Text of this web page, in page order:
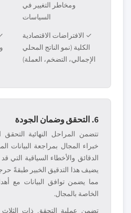
ومخاطر التغيير في
السياسات
✓ الافتراضات الاقتصادية
الكلية (نمو الناتج المحلي
الإجمالي، التضخم، العملة)
6. التحقق وضمان الجودة
تتضمن المراحل النهائية
خبراء المجال بمراجعة البيانات
الدقائق والأخطاء السياقية التي
يضيف هذا التدقيق الخبير طبقةً
مما يضمن توافق البيانات مع
الخاصة بالمجال.
تضمن عملية التحقق ذات